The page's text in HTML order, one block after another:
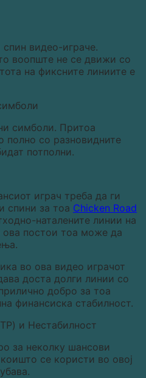
видео-играче.
воопште не се движи со
на фиксните линиите е
симболи. Притоа
полно со разновидните
потполни.
играч треба да ги
спини за тоа Chicken Road
наталените линии на
постои тоа може да
во ова видео играчот
доста долги линии со
добро за тоа
финансиска стабилност.
и Нестабилност
за неколку шансови
се користи во овој